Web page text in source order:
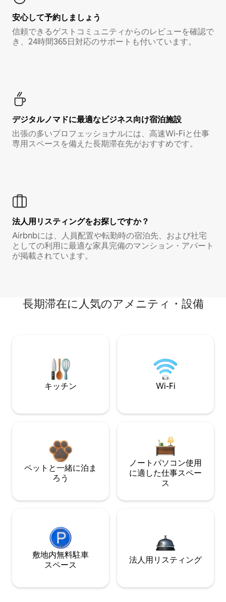
安心して予約しましょう
信頼できるゲストコミュニティからのレビューを確認で
き、24時間365日対応のサポートも付いています。
デジタルノマド⁠に最⁠適⁠なビ⁠ジ⁠ネ⁠ス⁠向⁠け宿⁠泊⁠施⁠設
出張の多いプロフェッショナルには、高速Wi-Fiと仕事
専用スペースを備えた長期滞在先がおすすめです。
法人用リスティングをお探しですか？
Airbnbには、人員配置や転勤時の宿泊先、および社宅
としての利用に最適な家具完備のマンション・アパート
が掲載されています。
長期滞在に人気のアメニティ・設備
キッチン Wi-Fi
ペットと一緒に泊ま
ろう
ノートパソコン使用
に適した仕事スペー
ス
敷地内無料駐⁠車
ス⁠ペ⁠ー⁠ス
法人用リスティング